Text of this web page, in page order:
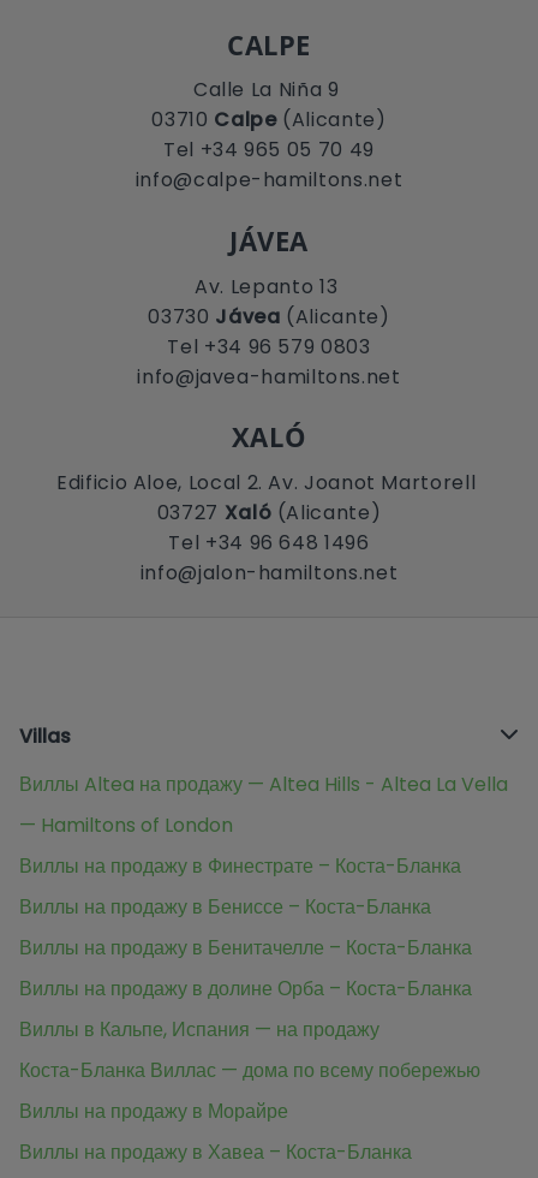
CALPE
Calle La Niña 9
03710 Calpe(Alicante)
Tel +34 965 05 70 49
info@calpe-hamiltons.net
JÁVEA
Av. Lepanto 13
03730 Jávea (Alicante)
Tel +34 96 579 0803
info@javea-hamiltons.net
XALÓ
Edificio Aloe, Local 2. Av. Joanot Martorell
03727 Xaló (Alicante)
Tel +34 96 648 1496
info@jalon-hamiltons.net
Villas
Виллы Altea на продажу — Altea Hills - Altea La Vella
— Hamiltons of London
Виллы на продажу в Финестрате – Коста-Бланка
Виллы на продажу в Бениссе – Коста-Бланка
Виллы на продажу в Бенитачелле – Коста-Бланка
Виллы на продажу в долине Орба – Коста-Бланка
Виллы в Кальпе, Испания — на продажу
Коста-Бланка Виллас — дома по всему побережью
Виллы на продажу в Морайре
Виллы на продажу в Хавеа – Коста-Бланка